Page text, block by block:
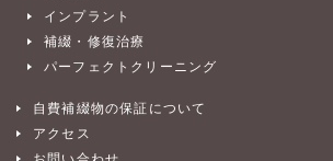
インプラント
補綴・修復治療
パーフェクトクリーニング
自費補綴物の保証について
アクセス